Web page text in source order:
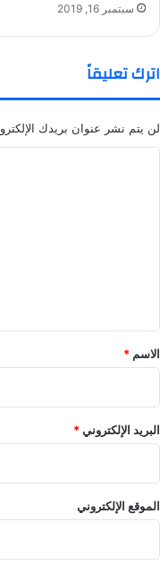
سبتمبر 16, 2019
اترك تعليقاً
لن يتم نشر عنوان بريدك
*
الاسم *
البريد الإلكتروني*
الموقع الإلكتروني